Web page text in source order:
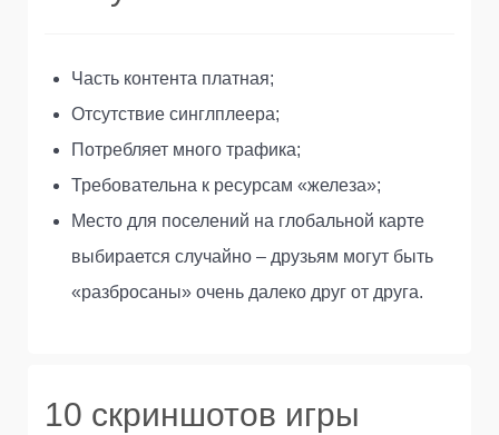
Часть контента платная;
Отсутствие синглплеера;
Потребляет много трафика;
Требовательна к ресурсам «железа»;
Место для поселений на глобальной карте
выбирается случайно – друзьям могут быть
«разбросаны» очень далеко друг от друга.
10 скриншотов игры